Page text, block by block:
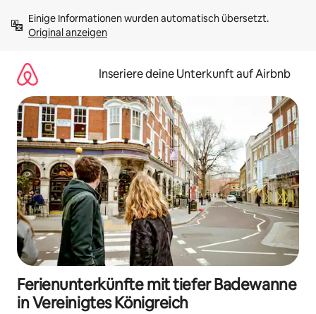
Inhalten
springenOriginal anzeigen
Inseriere deine Unterkunft auf Airbnb
Ferienunterkünfte mit tiefer Badewanne
in Vereinigtes Königreich